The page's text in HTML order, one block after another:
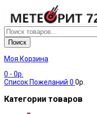
Поиск
Моя Корзина
0 - 0р.
Список Пожеланий 0 0р.
Категории товаров